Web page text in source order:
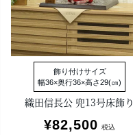
飾り付けサイズ
幅36×奥行36×高さ29(㎝)
織田信長公 兜13号床飾り
¥82,500 税込